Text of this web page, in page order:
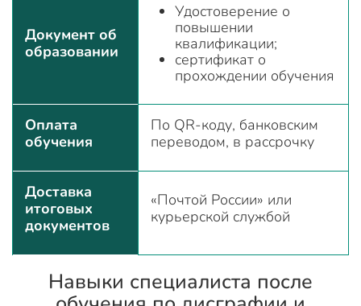
Документ об
образовании
Удостоверение о
повышении
квалификации;
сертификат о
прохождении обучения
Оплата
обучения
По QR-коду, банковским
переводом, в рассрочку
Доставка
итоговых
документов
«Почтой России» или
курьерской службой
Навыки специалиста после